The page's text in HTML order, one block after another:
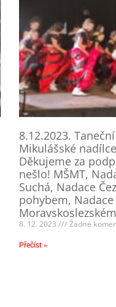
8.12.2023.
Mikulášské
Děkujeme za
nešlo! MŠMT,
Suchá, Nadace
pohybem, Nadace
8. 12. 2023 Žádné
Přečíst »